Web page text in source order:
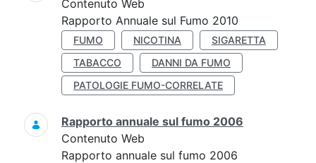
Contenuto Web
Rapporto Annuale sul Fumo 2010
FUMO NICOTINA
SIGARETTA
TABACCO
DANNI DA FUMO
PATOLOGIE FUMO-CORRELATE
Rapporto annuale sul fumo 2006
Contenuto Web
Rapporto annuale sul fumo 2006